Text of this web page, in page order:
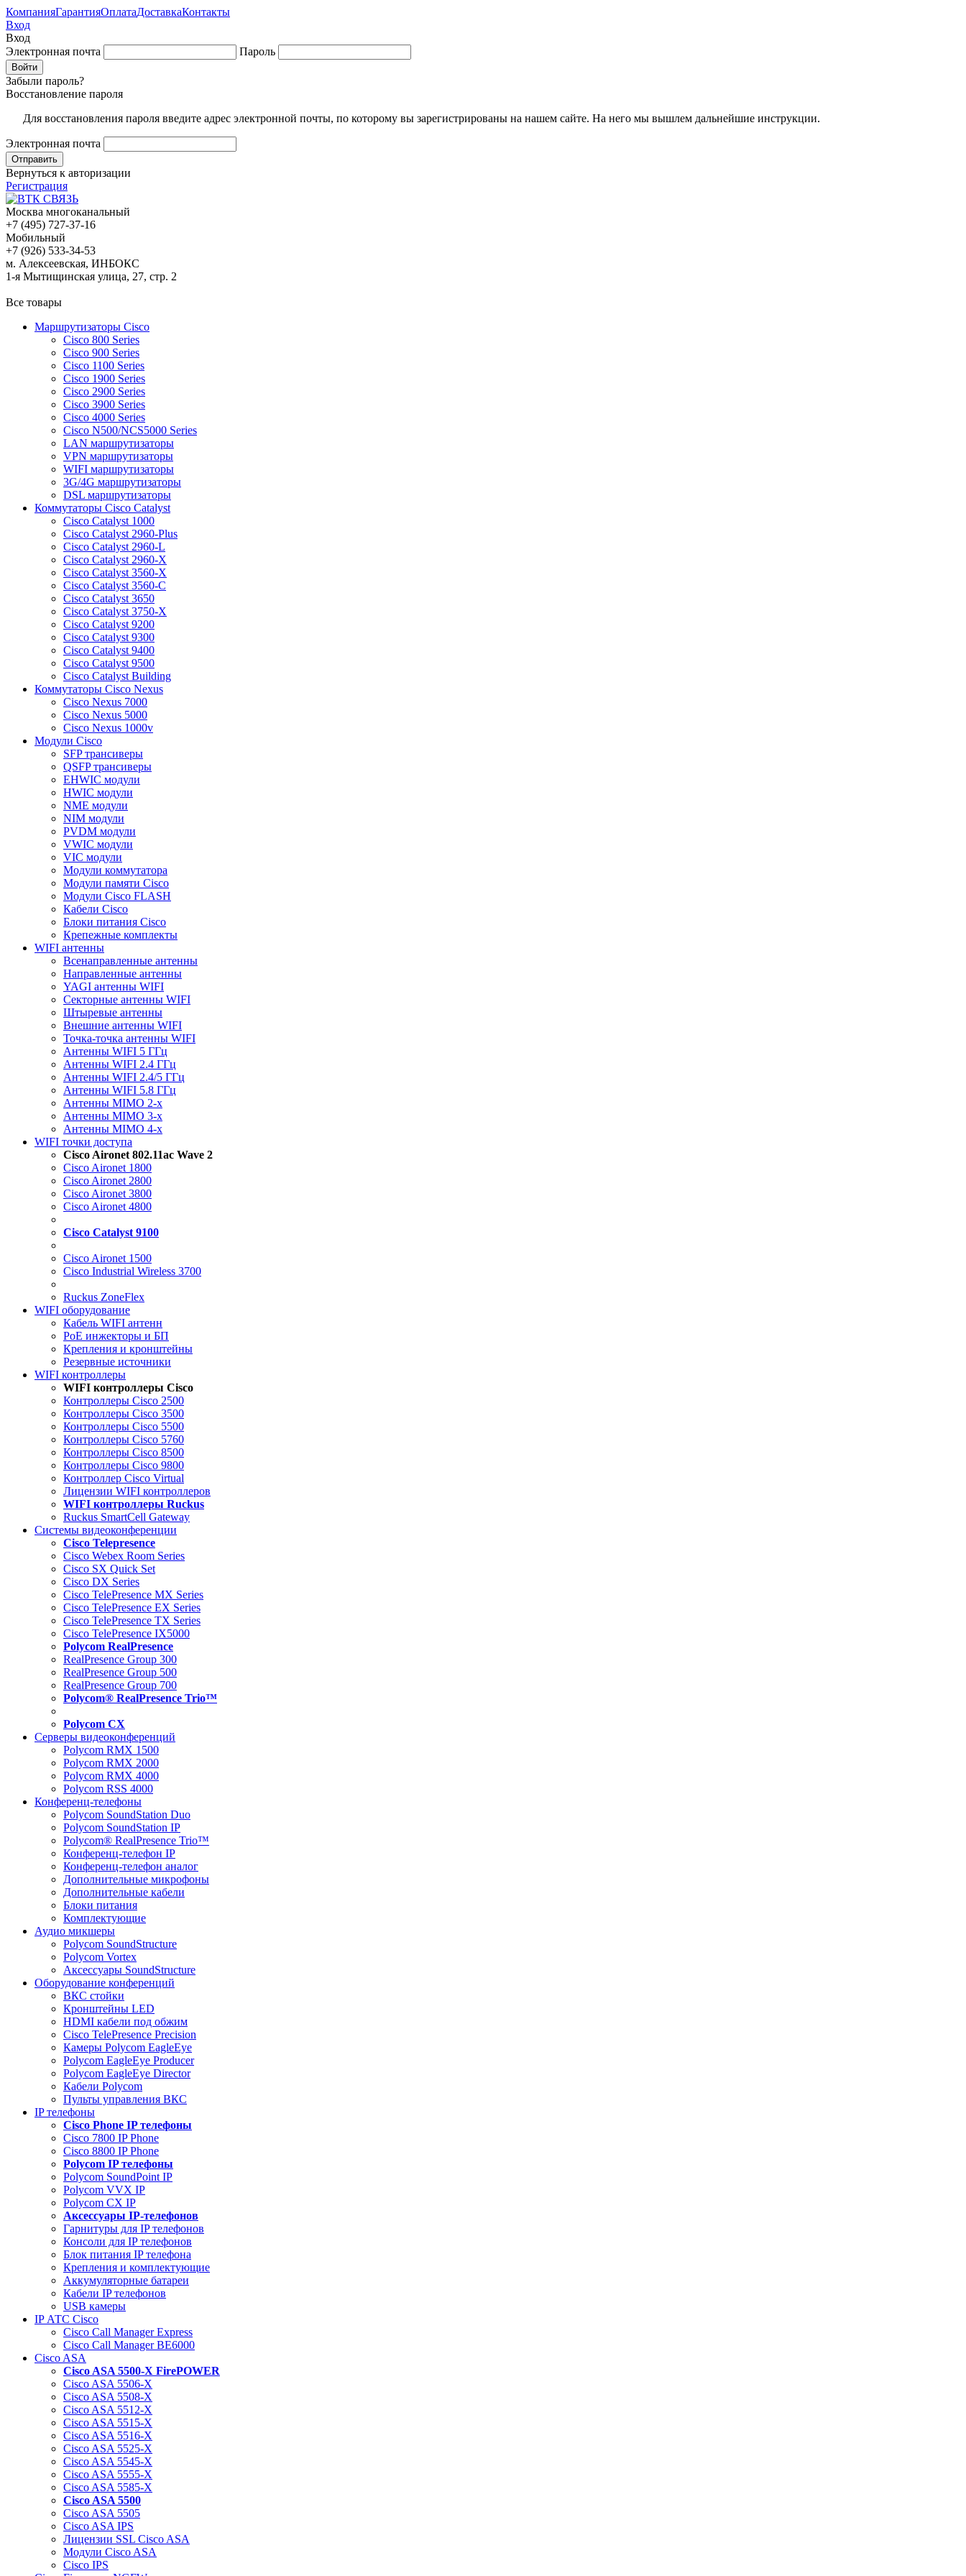
КомпанияГарантияОплатаДоставкаКонтакты
Вход
Вход
Электронная почта
Пароль
Забыли пароль?
Восстановление пароля
Для восстановления пароля введите адрес электронной почты, по которому вы зарегистрированы на нашем сайте. На него мы вышлем дальнейшие инструкции.
Электронная почта
Вернуться к авторизации
Регистрация
Москва многоканальный
+7 (495) 727-37-16
Мобильный
+7 (926) 533-34-53
м. Алексеевская, ИНБОКС
1-я Мытищинская улица, 27, стр. 2
Все товары
Маршрутизаторы Cisco
Cisco 800 Series
Cisco 900 Series
Cisco 1100 Series
Cisco 1900 Series
Cisco 2900 Series
Cisco 3900 Series
Cisco 4000 Series
Cisco N500/NCS5000 Series
LAN маршрутизаторы
VPN маршрутизаторы
WIFI маршрутизаторы
3G/4G маршрутизаторы
DSL маршрутизаторы
Коммутаторы Cisco Catalyst
Cisco Catalyst 1000
Cisco Catalyst 2960-Plus
Cisco Catalyst 2960-L
Cisco Catalyst 2960-X
Cisco Catalyst 3560-X
Cisco Catalyst 3560-C
Cisco Catalyst 3650
Cisco Catalyst 3750-X
Cisco Catalyst 9200
Cisco Catalyst 9300
Cisco Catalyst 9400
Cisco Catalyst 9500
Cisco Catalyst Building
Коммутаторы Cisco Nexus
Cisco Nexus 7000
Cisco Nexus 5000
Cisco Nexus 1000v
Модули Cisco
SFP трансиверы
QSFP трансиверы
EHWIC модули
HWIC модули
NME модули
NIM модули
PVDM модули
VWIC модули
VIC модули
Модули коммутатора
Модули памяти Cisco
Модули Cisco FLASH
Кабели Cisco
Блоки питания Cisco
Крепежные комплекты
WIFI антенны
Всенаправленные антенны
Направленные антенны
YAGI антенны WIFI
Секторные антенны WIFI
Штыревые антенны
Внешние антенны WIFI
Точка-точка антенны WIFI
Антенны WIFI 5 ГГц
Антенны WIFI 2.4 ГГц
Антенны WIFI 2.4/5 ГГц
Антенны WIFI 5.8 ГГц
Антенны MIMO 2-x
Антенны MIMO 3-x
Антенны MIMO 4-x
WIFI точки доступа
Cisco Aironet 802.11ac Wave 2
Cisco Aironet 1800
Cisco Aironet 2800
Cisco Aironet 3800
Cisco Aironet 4800
Cisco Catalyst 9100
Cisco Aironet 1500
Cisco Industrial Wireless 3700
Ruckus ZoneFlex
WIFI оборудование
Кабель WIFI антенн
PoE инжекторы и БП
Крепления и кронштейны
Резервные источники
WIFI контроллеры
WIFI контроллеры Cisco
Контроллеры Cisco 2500
Контроллеры Cisco 3500
Контроллеры Cisco 5500
Контроллеры Cisco 5760
Контроллеры Cisco 8500
Контроллеры Cisco 9800
Контроллер Cisco Virtual
Лицензии WIFI контроллеров
WIFI контроллеры Ruckus
Ruckus SmartCell Gateway
Системы видеоконференции
Cisco Telepresence
Cisco Webex Room Series
Cisco SX Quick Set
Cisco DX Series
Cisco TelePresence MX Series
Cisco TelePresence EX Series
Cisco TelePresence TX Series
Cisco TelePresence IX5000
Polycom RealPresence
RealPresence Group 300
RealPresence Group 500
RealPresence Group 700
Polycom® RealPresence Trio™
Polycom CX
Серверы видеоконференций
Polycom RMX 1500
Polycom RMX 2000
Polycom RMX 4000
Polycom RSS 4000
Конференц-телефоны
Polycom SoundStation Duo
Polycom SoundStation IP
Polycom® RealPresence Trio™
Конференц-телефон IP
Конференц-телефон аналог
Дополнительные микрофоны
Дополнительные кабели
Блоки питания
Комплектующие
Аудио микшеры
Polycom SoundStructure
Polycom Vortex
Аксессуары SoundStructure
Оборудование конференций
ВКС стойки
Кронштейны LED
HDMI кабели под обжим
Cisco TelePresence Precision
Камеры Polycom EagleEye
Polycom EagleEye Producer
Polycom EagleEye Director
Кабели Polycom
Пульты управления ВКС
IP телефоны
Сisco Phone IP телефоны
Cisco 7800 IP Phone
Cisco 8800 IP Phone
Polycom IP телефоны
Polycom SoundPoint IP
Polycom VVX IP
Polycom CX IP
Аксессуары IP-телефонов
Гарнитуры для IP телефонов
Консоли для IP телефонов
Блок питания IP телефона
Крепления и комплектующие
Аккумуляторные батареи
Кабели IP телефонов
USB камеры
IP АТС Cisco
Cisco Call Manager Express
Cisco Call Manager BE6000
Cisco ASA
Cisco ASA 5500-X FirePOWER
Cisco ASA 5506-X
Cisco ASA 5508-X
Cisco ASA 5512-X
Cisco ASA 5515-X
Cisco ASA 5516-X
Cisco ASA 5525-X
Cisco ASA 5545-X
Cisco ASA 5555-X
Cisco ASA 5585-X
Cisco ASA 5500
Cisco ASA 5505
Cisco ASA IPS
Лицензии SSL Cisco ASA
Модули Cisco ASA
Cisco IPS